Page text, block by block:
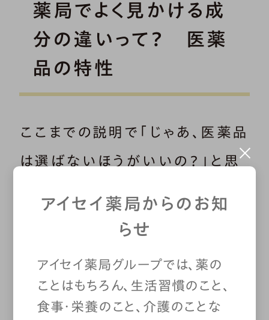
薬局でよく見かける成
分の違いって？ 医薬
品の特性
ここまでの説明で「じゃあ、医薬品
は選ばないほうがいいの？」と思
もちろんそんなことはなく、含まれ
ば、症状に応じた効果を期待でき
るのが医薬品の利点です。
アイセイ薬局からのお知
らせ
アイセイ薬局グループでは、薬の
ことはもちろん、生活習慣のこと、
食事・栄養のこと、介護のことな